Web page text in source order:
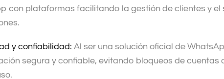
con plataformas facilitando la gestión de clientes y el
y confiabilidad: Al ser una solución oficial de
segura y confiable, evitando bloqueos de cuentas